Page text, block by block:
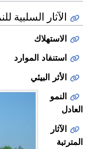
الآثار السلبية
الاستهلاك
استنفاد الموارد
الأثر البيئي
النمو
العادل
الآثار
المترتبة